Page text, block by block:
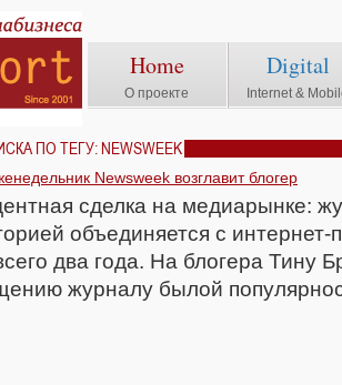
Home
О проекте
Digital
Internet &
ПО ТЕГУ: NEWSWEEK
Newsweek возглавит блогер
сделка на медиарынке:
объединяется с интернет-
два года. На блогера Тину
журналу былой